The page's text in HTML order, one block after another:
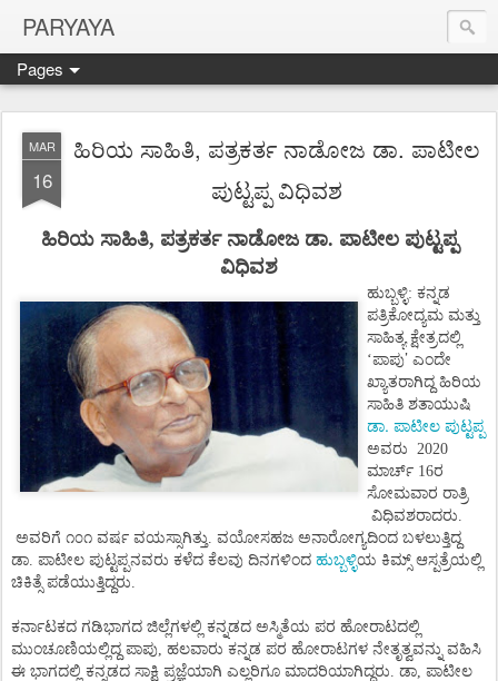
PARYAYA
Pages
MAR
16
ಹಿರಿಯ ಸಾಹಿತಿ, ಪತ್ರಕರ್ತ ನಾಡೋಜ ಡಾ. ಪಾಟೀಲ
ಪುಟ್ಟಪ್ಪ ವಿಧಿವಶ
ಹಿರಿಯ ಸಾಹಿತಿ, ಪತ್ರಕರ್ತ ನಾಡೋಜ ಡಾ. ಪಾಟೀಲ ಪುಟ್ಟಪ್ಪ
ವಿಧಿವಶ
ಹುಬ್ಬಳ್ಳಿ: ಕನ್ನಡ
ಪತ್ರಿಕೋದ್ಯಮ ಮತ್ತು
ಸಾಹಿತ್ಯ ಕ್ಷೇತ್ರದಲ್ಲಿ
‘ಪಾಪು’ ಎಂದೇ
ಖ್ಯಾತರಾಗಿದ್ದ ಹಿರಿಯ
ಸಾಹಿತಿ ಶತಾಯುಷಿ
ಡಾ. ಪಾಟೀಲ ಪುಟ್ಟಪ್ಪ
ಅವರು 2020
ಮಾರ್ಚ್ 16ರ
ಸೋಮವಾರ ರಾತ್ರಿ
ವಿಧಿವಶರಾದರು.
ಅವರಿಗೆ ೧೦೧ ವರ್ಷ ವಯಸ್ಸಾಗಿತ್ತು. ವಯೋಸಹಜ ಅನಾರೋಗ್ಯದಿಂದ ಬಳಲುತ್ತಿದ್ದ
ಡಾ. ಪಾಟೀಲ ಪುಟ್ಟಪ್ಪನವರು ಕಳೆದ ಕೆಲವು ದಿನಗಳಿಂದ ಹುಬ್ಬಳ್ಳಿಯ ಕಿಮ್ಸ್ ಆಸ್ಪತ್ರೆಯಲ್ಲಿ
ಚಿಕಿತ್ಸೆ ಪಡೆಯುತ್ತಿದ್ದರು.
ಕರ್ನಾಟಕದ ಗಡಿಭಾಗದ ಜಿಲ್ಲೆಗಳಲ್ಲಿ ಕನ್ನಡದ ಅಸ್ಮಿತೆಯ ಪರ ಹೋರಾಟದಲ್ಲಿ
ಮುಂಚೂಣಿಯಲ್ಲಿದ್ದ ಪಾಪು, ಹಲವಾರು ಕನ್ನಡ ಪರ ಹೋರಾಟಗಳ ನೇತೃತ್ವವನ್ನು ವಹಿಸಿ
ಈ ಭಾಗದಲ್ಲಿ ಕನ್ನಡದ ಸಾಕ್ಷಿ ಪ್ರಜ್ಞೆಯಾಗಿ ಎಲ್ಲರಿಗೂ ಮಾದರಿಯಾಗಿದ್ದರು. ಡಾ, ಪಾಟೀಲ